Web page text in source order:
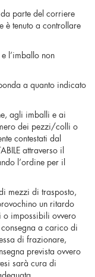
parte del corriere
è tenuto a controllare
l’imballo non
a quanto indicato
agli imballi e ai
dei pezzi/colli o
contestati dal
attraverso il
l’ordine per il
mezzi di trasposto,
un ritardo
o impossibili ovvero
consegna a carico di
di frazionare,
prevista ovvero
sarà cura di